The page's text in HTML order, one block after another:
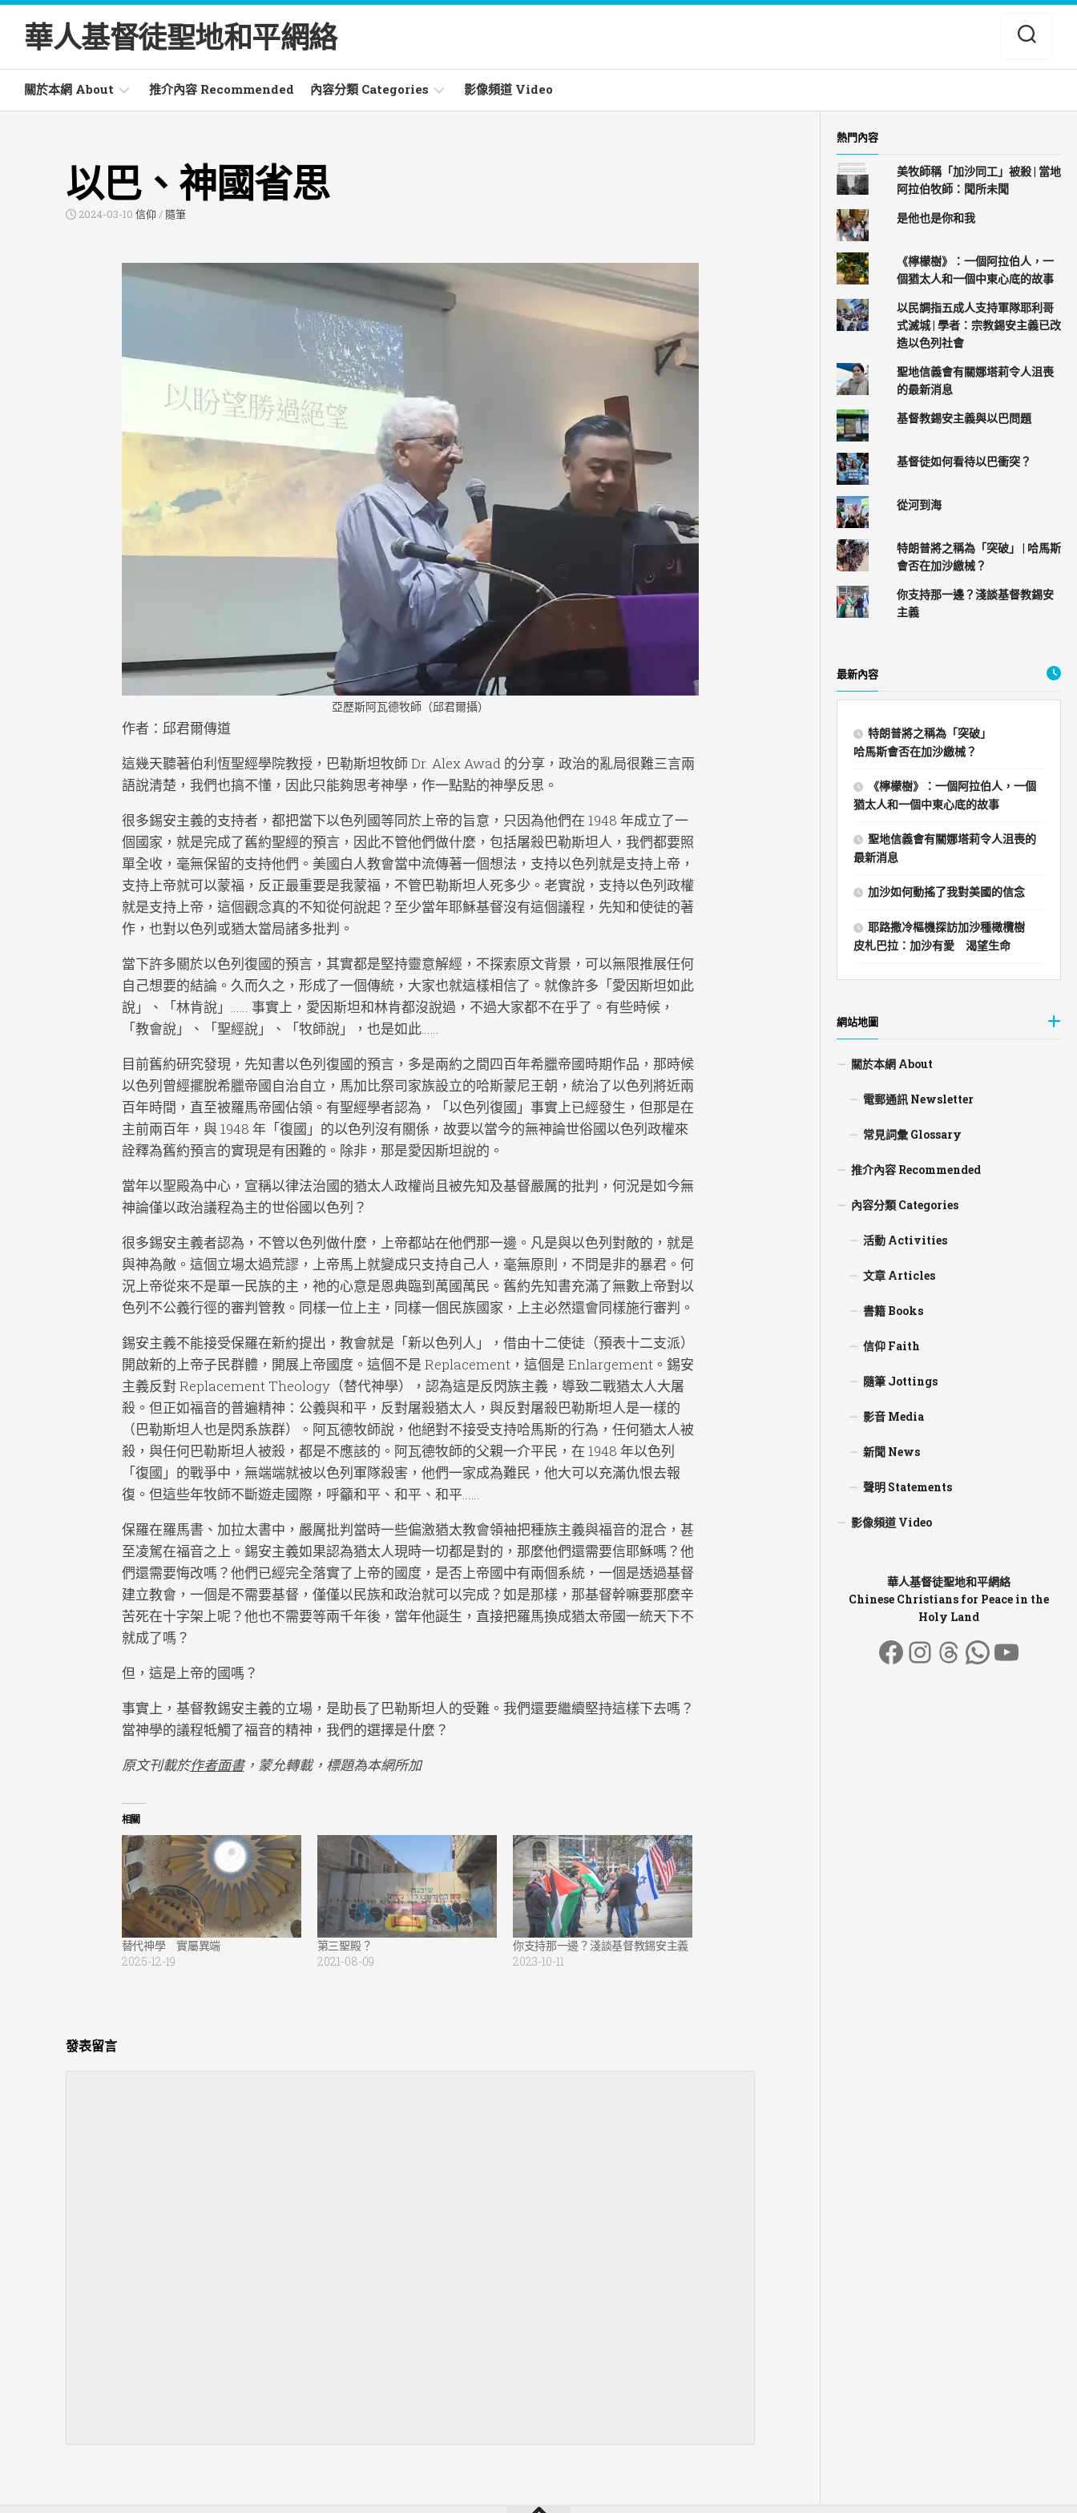
Skip
content華人基督徒聖地和平網絡
關於本網 About
Newsletter
推介內容 Recommended 內容分類 Categories
文
Books
信
仰
Faith
筆
Jottings
Media
新
聞
News
Statements
影像頻道 Video
以巴、神國省思
2024-03-10 信仰 / 隨筆
亞歷斯阿瓦德牧師（邱君爾攝）
作者：邱君爾傳道
這幾天聽著伯利恆聖經學院教授，巴勒斯坦牧師 Dr. Alex Awad 的分享，政治的亂局很難三言兩
語說清楚，我們也搞不懂，因此只能夠思考神學，作一點點的神學反思。
很多錫安主義的支持者，都把當下以色列國等同於上帝的旨意，只因為他們在 1948 年成立了一
個國家，就是完成了舊約聖經的預言，因此不管他們做什麼，包括屠殺巴勒斯坦人，我們都要照
單全收，毫無保留的支持他們。美國白人教會當中流傳著一個想法，支持以色列就是支持上帝，
支持上帝就可以蒙福，反正最重要是我蒙福，不管巴勒斯坦人死多少。老實說，支持以色列政權
就是支持上帝，這個觀念真的不知從何說起？至少當年耶穌基督沒有這個議程，先知和使徒的著
作，也對以色列或猶太當局諸多批判。
當下許多關於以色列復國的預言，其實都是堅持靈意解經，不探索原文背景，可以無限推展任何
自己想要的結論。久而久之，形成了一個傳統，大家也就這樣相信了。就像許多「愛因斯坦如此
說」、「林肯說」…… 事實上，愛因斯坦和林肯都沒說過，不過大家都不在乎了。有些時候，
「教會說」、「聖經說」、「牧師說」，也是如此……
目前舊約研究發現，先知書以色列復國的預言，多是兩約之間四百年希臘帝國時期作品，那時候
以色列曾經擺脫希臘帝國自治自立，馬加比祭司家族設立的哈斯蒙尼王朝，統治了以色列將近兩
百年時間，直至被羅馬帝國佔領。有聖經學者認為，「以色列復國」事實上已經發生，但那是在
主前兩百年，與 1948 年「復國」的以色列沒有關係，故要以當今的無神論世俗國以色列政權來
詮釋為舊約預言的實現是有困難的。除非，那是愛因斯坦說的。
當年以聖殿為中心，宣稱以律法治國的猶太人政權尚且被先知及基督嚴厲的批判，何況是如今無
神論僅以政治議程為主的世俗國以色列？
很多錫安主義者認為，不管以色列做什麼，上帝都站在他們那一邊。凡是與以色列對敵的，就是
與神為敵。這個立場太過荒謬，上帝馬上就變成只支持自己人，毫無原則，不問是非的暴君。何
況上帝從來不是單一民族的主，祂的心意是恩典臨到萬國萬民。舊約先知書充滿了無數上帝對以
色列不公義行徑的審判管教。同樣一位上主，同樣一個民族國家，上主必然還會同樣施行審判。
錫安主義不能接受保羅在新約提出，教會就是「新以色列人」，借由十二使徒（預表十二支派）
開啟新的上帝子民群體，開展上帝國度。這個不是 Replacement，這個是 Enlargement。錫安
主義反對 Replacement Theology（替代神學），認為這是反閃族主義，導致二戰猶太人大屠
殺。但正如福音的普遍精神：公義與和平，反對屠殺猶太人，與反對屠殺巴勒斯坦人是一樣的
（巴勒斯坦人也是閃系族群）。阿瓦德牧師說，他絕對不接受支持哈馬斯的行為，任何猶太人被
殺，與任何巴勒斯坦人被殺，都是不應該的。阿瓦德牧師的父親一介平民，在 1948 年以色列
「復國」的戰爭中，無端端就被以色列軍隊殺害，他們一家成為難民，他大可以充滿仇恨去報
復。但這些年牧師不斷遊走國際，呼籲和平、和平、和平……
保羅在羅馬書、加拉太書中，嚴厲批判當時一些偏激猶太教會領袖把種族主義與福音的混合，甚
至凌駕在福音之上。錫安主義如果認為猶太人現時一切都是對的，那麼他們還需要信耶穌嗎？他
們還需要悔改嗎？他們已經完全落實了上帝的國度，是否上帝國中有兩個系統，一個是透過基督
建立教會，一個是不需要基督，僅僅以民族和政治就可以完成？如是那樣，那基督幹嘛要那麼辛
苦死在十字架上呢？他也不需要等兩千年後，當年他誕生，直接把羅馬換成猶太帝國一統天下不
就成了嗎？
但，這是上帝的國嗎？
事實上，基督教錫安主義的立場，是助長了巴勒斯坦人的受難。我們還要繼續堅持這樣下去嗎？
當神學的議程牴觸了福音的精神，我們的選擇是什麼？
原文刊載於作者面書，蒙允轉載，標題為本網所加
相關
替代神學 實屬異端
2025-12-19
第三聖殿？
2021-08-09
你支持那一邊？淺談基督教錫安主義
2023-10-11
發表留言
熱門內容
美牧師稱「加沙同工」被殺 | 當地
阿拉伯牧師：聞所未聞
是他也是你和我
《檸檬樹》：一個阿拉伯人，一
個猶太人和一個中東心底的故事
以民調指五成人支持軍隊耶利哥
式滅城 | 學者：宗教錫安主義已改
造以色列社會
聖地信義會有關娜塔莉令人沮喪
的最新消息
基督教錫安主義與以巴問題
基督徒如何看待以巴衝突？
從河到海
特朗普將之稱為「突破」 | 哈馬斯
會否在加沙繳械？
你支持那一邊？淺談基督教錫安
主義
最新內容
特朗普將之稱為「突破」
哈馬斯會否在加沙繳械？
《檸檬樹》：一個阿拉伯人，一個
猶太人和一個中東心底的故事
聖地信義會有關娜塔莉令人沮喪的
最新消息
加沙如何動搖了我對美國的信念
耶路撒冷樞機探訪加沙種橄欖樹
皮札巴拉：加沙有愛 渴望生命
網站地圖
關於本網 About
電郵通訊 Newsletter
常見詞彙 Glossary
推介內容 Recommended
內容分類 Categories
活動 Activities
文章 Articles
書籍 Books
信仰 Faith
隨筆 Jottings
影音 Media
新聞 News
聲明 Statements
影像頻道 Video
華人基督徒聖地和平網絡
Chinese Christians for Peace in the
Holy Land
Facebook
Instagram
Threads